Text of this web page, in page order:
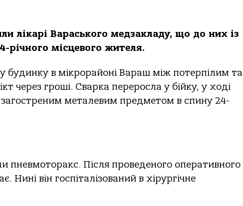
лікарі Вараського медзакладу, що до них із
місцевого жителя.
будинку в мікрорайоні Вараш між потерпілим та
через гроші. Сварка переросла у бійку, у ході
загостреним металевим предметом в спину 24-
пневмоторакс. Після проведеного оперативного
він госпіталізований в хірургічне